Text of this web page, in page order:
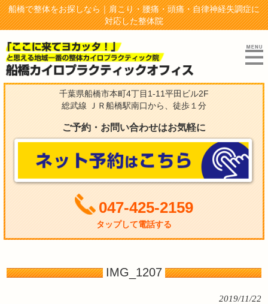
船橋で整体をお探しなら｜肩こり・腰痛・頭痛・自律神経失調症に
対応した整体院
千葉県船橋市本町4丁目1-11平田ビル2F
総武線 ＪＲ船橋駅南口から、徒歩１分
ご予約・お問い合わせはお気軽に
047-425-2159
タップして電話する
IMG_1207
2019/11/22